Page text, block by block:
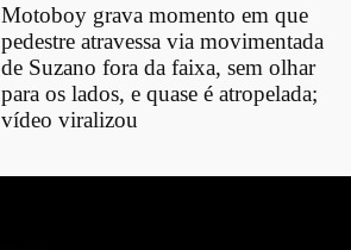
Motoboy grava momento em que
pedestre atravessa via movimentada
de Suzano fora da faixa, sem olhar
para os lados, e quase é atropelada;
vídeo viralizou